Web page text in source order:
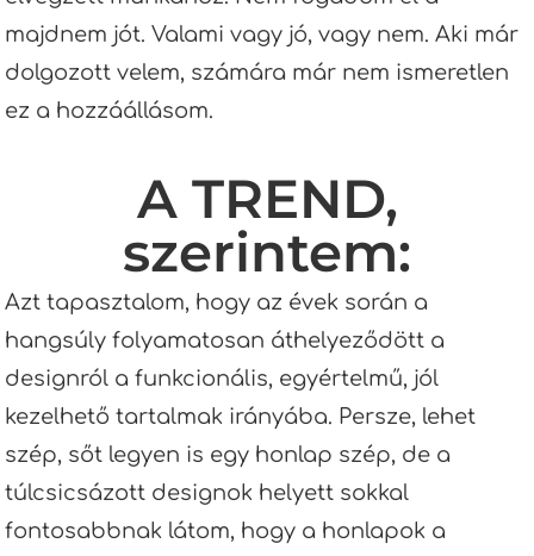
majdnem jót. Valami vagy jó, vagy nem. Aki már
dolgozott velem, számára már nem ismeretlen
ez a hozzáállásom.
A TREND,
szerintem:
Azt tapasztalom, hogy az évek során a
hangsúly folyamatosan áthelyeződött a
designról a funkcionális, egyértelmű, jól
kezelhető tartalmak irányába. Persze, lehet
szép, sőt legyen is egy honlap szép, de a
túlcsicsázott designok helyett sokkal
fontosabbnak látom, hogy a honlapok a